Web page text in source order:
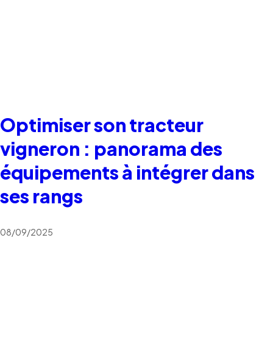
Optimiser son tracteur
vigneron : panorama des
équipements à intégrer dans
ses rangs
08/09/2025